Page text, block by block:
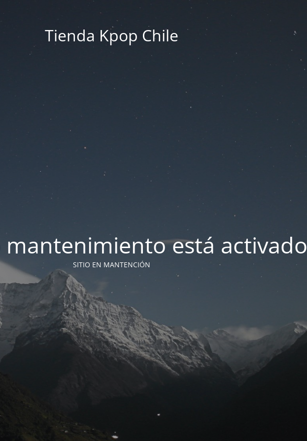
Tienda Kpop Chile
mantenimiento está activado
SITIO EN MANTENCIÓN